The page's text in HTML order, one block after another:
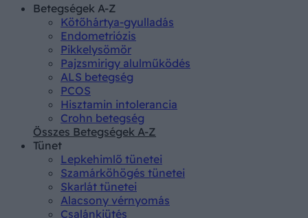
Betegségek A-Z
Kötőhártya-gyulladás
Endometriózis
Pikkelysömör
Pajzsmirigy alulműködés
ALS betegség
PCOS
Hisztamin intolerancia
Crohn betegség
Összes Betegségek A-Z
Tünet
Lepkehimlő tünetei
Szamárköhögés tünetei
Skarlát tünetei
Alacsony vérnyomás
Csalánkiütés